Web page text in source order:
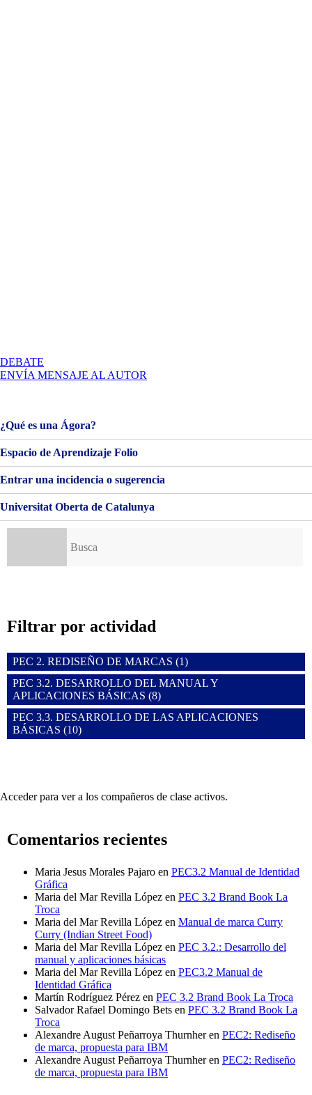
DEBATE
PEC
MANUAL
Y
APLICACIONES
BÁSICAS
ENVÍA MENSAJE AL AUTOR
¿Qué es una Ágora?
Espacio de Aprendizaje Folio
Entrar una incidencia o sugerencia
Universitat Oberta de Catalunya
Filtrar por actividad
PEC 2. REDISEÑO DE MARCAS (1)
PEC 3.2. DESARROLLO DEL MANUAL Y
APLICACIONES BÁSICAS (8)
PEC 3.3. DESARROLLO DE LAS APLICACIONES
BÁSICAS (10)
Acceder para ver a los compañeros de clase activos.
Comentarios recientes
Maria Jesus Morales Pajaro en PEC3.2 Manual de Identidad
Gráfica
Maria del Mar Revilla López en PEC 3.2 Brand Book La
Troca
Maria del Mar Revilla López en Manual de marca Curry
Curry (Indian Street Food)
Maria del Mar Revilla López en PEC 3.2.: Desarrollo del
manual y aplicaciones básicas
Maria del Mar Revilla López en PEC3.2 Manual de
Identidad Gráfica
Martín Rodríguez Pérez en PEC 3.2 Brand Book La Troca
Salvador Rafael Domingo Bets en PEC 3.2 Brand Book La
Troca
Alexandre August Peñarroya Thurnheren PEC2: Rediseño
de marca, propuesta para IBM
Alexandre August Peñarroya Thurnheren PEC2: Rediseño
de marca, propuesta para IBM